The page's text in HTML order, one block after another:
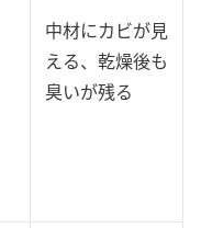
中材にカビが見
える、乾燥後も
臭いが残る